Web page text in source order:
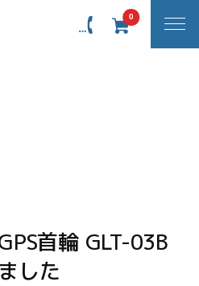
0
首輪 GLT-03B
した